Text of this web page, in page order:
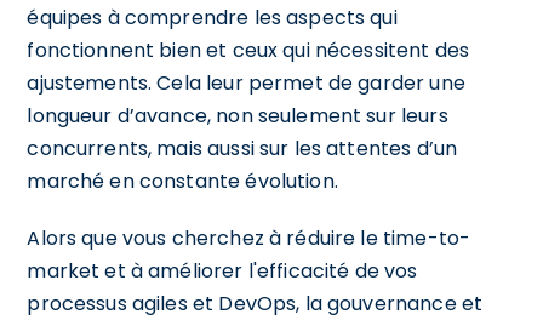
équipes à comprendre les aspects qui
fonctionnent bien et ceux qui nécessitent des
ajustements. Cela leur permet de garder une
longueur d’avance, non seulement sur leurs
concurrents, mais aussi sur les attentes d’un
marché en constante évolution.
Alors que vous cherchez à réduire le time-to-
market et à améliorer l'efficacité de vos
processus agiles et DevOps, la gouvernance et